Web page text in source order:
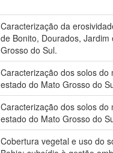
Caracterização da
de Bonito, Dourados,
Grosso do Sul.
Caracterização dos solos do
estado do Mato Grosso do
Caracterização dos solos
estado do Mato Grosso do
Cobertura vegetal e uso do